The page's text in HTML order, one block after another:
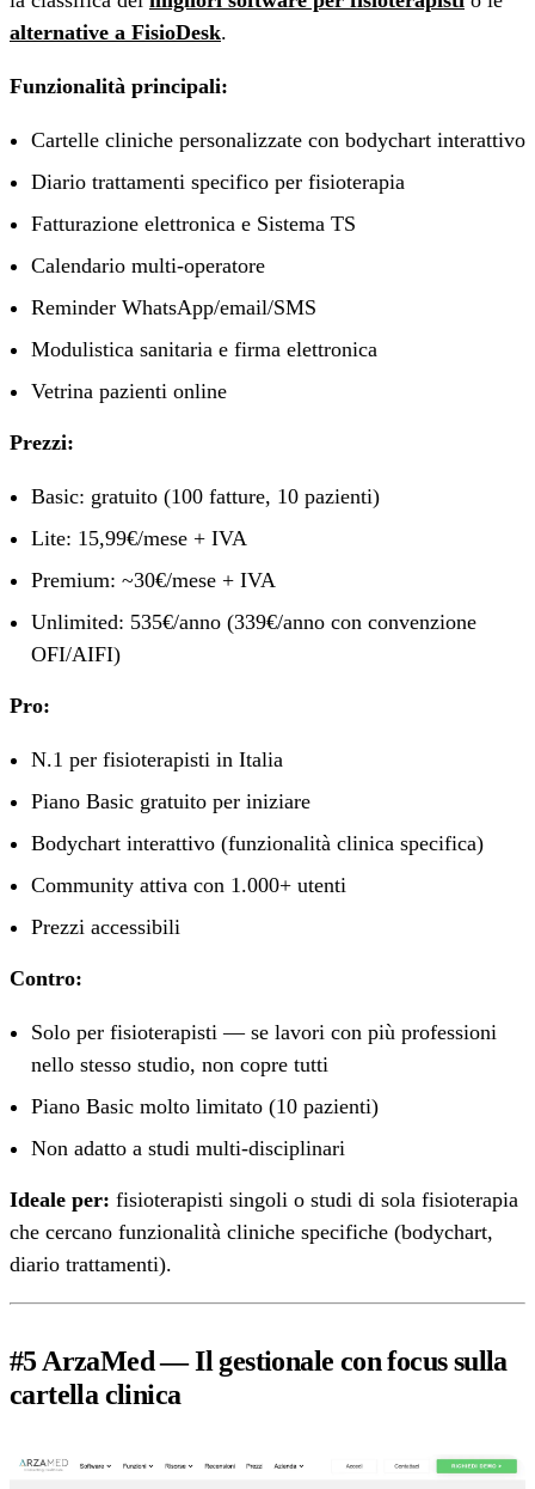
alternative a FisioDesk.
Funzionalità principali:
Cartelle cliniche personalizzate con bodychart interattivo
Diario trattamenti specifico per fisioterapia
Fatturazione elettronica e Sistema TS
Calendario multi-operatore
Reminder WhatsApp/email/SMS
Modulistica sanitaria e firma elettronica
Vetrina pazienti online
Prezzi:
Basic: gratuito (100 fatture, 10 pazienti)
Lite: 15,99€/mese + IVA
Premium: ~30€/mese + IVA
Unlimited: 535€/anno (339€/anno con convenzione
OFI/AIFI)
Pro:
N.1 per fisioterapisti in Italia
Piano Basic gratuito per iniziare
Bodychart interattivo (funzionalità clinica specifica)
Community attiva con 1.000+ utenti
Prezzi accessibili
Contro:
Solo per fisioterapisti — se lavori con più professioni
nello stesso studio, non copre tutti
Piano Basic molto limitato (10 pazienti)
Non adatto a studi multi-disciplinari
Ideale per: fisioterapisti singoli o studi di sola fisioterapia
che cercano funzionalità cliniche specifiche (bodychart,
diario trattamenti).
#5 ArzaMed — Il gestionale con focus sulla
cartella clinica